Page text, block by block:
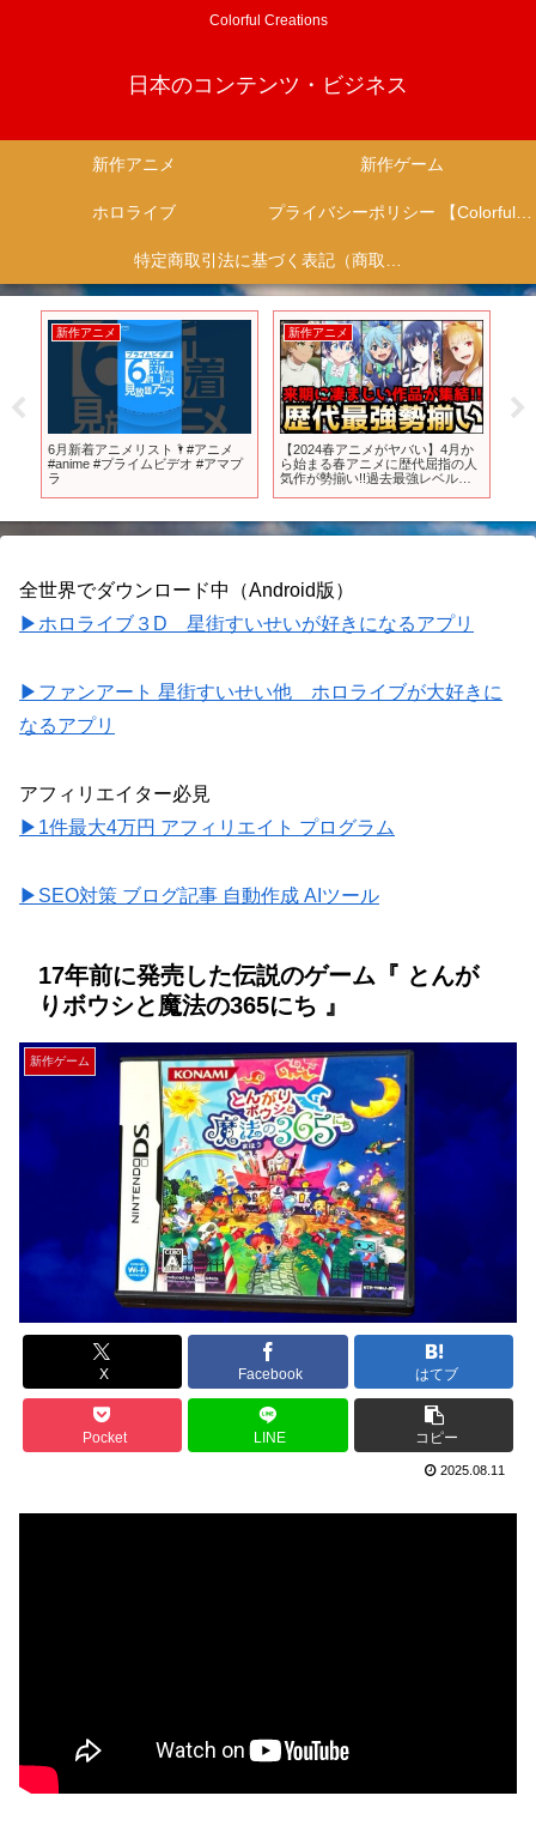
Colorful Creations
日本のコンテンツ・ビジネス
新作アニメ 新作ゲーム
ホロライブ プライバシーポリシー 【Colorful Creation】
特定商取引法に基づく表記（商取引に関する開示）
新作アニメ
6月新着アニメリスト🌂#アニメ
#anime #プライムビデオ #アマプ
ラ
新作アニメ
【2024春アニメがヤバい】4月か
ら始まる春アニメに歴代屈指の人
気作が勢揃い!!過去最強レベルの
のすば、第七王子、劣等生、転ス
ラ】
全世界でダウンロード中（Android版）
▶ホロライブ３D 星街すいせいが好きになるアプリ
▶ファンアート 星街すいせい他 ホロライブが大好きに
なるアプリ
アフィリエイター必見
▶1件最大4万円 アフィリエイト プログラム
▶SEO対策 ブログ記事 自動作成 AIツール
17年前に発売した伝説のゲーム『 とんが
りボウシと魔法の365にち 』
新作ゲーム
X Facebook はてブ
Pocket LINE コピー
2025.08.11